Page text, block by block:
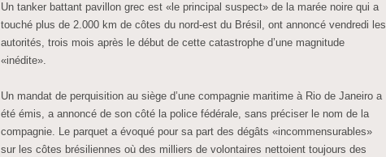
Un tanker battant pavillon grec est «le principal suspect» de la marée noire qui a
touché plus de 2.000 km de côtes du nord-est du Brésil, ont annoncé vendredi les
autorités, trois mois après le début de cette catastrophe d’une magnitude
«inédite».
Un mandat de perquisition au siège d’une compagnie maritime à Rio de Janeiro a
été émis, a annoncé de son côté la police fédérale, sans préciser le nom de la
compagnie. Le parquet a évoqué pour sa part des dégâts «incommensurables»
sur les côtes brésiliennes où des milliers de volontaires nettoient toujours des